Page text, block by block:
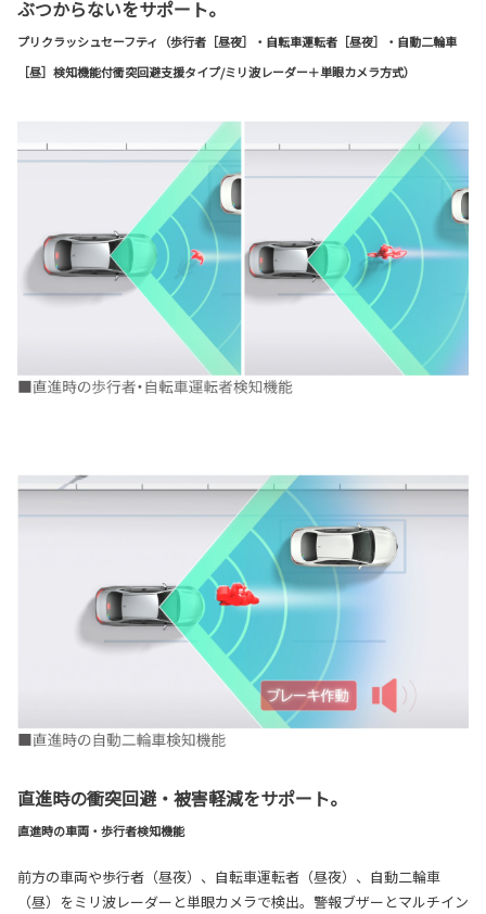
ぶつからないをサポート。
プリクラッシュセーフティ（歩行者［昼夜］・自転車運転者［昼夜］・自動二輪車
［昼］検知機能付衝突回避支援タイプ/ミリ波レーダー＋単眼カメラ方式）
直進時の衝突回避・被害軽減をサポート。
直進時の車両・歩行者検知機能
前方の車両や歩行者（昼夜）、自転車運転者（昼夜）、自動二輪車
（昼）をミリ波レーダーと単眼カメラで検出。警報ブザーとマルチイン